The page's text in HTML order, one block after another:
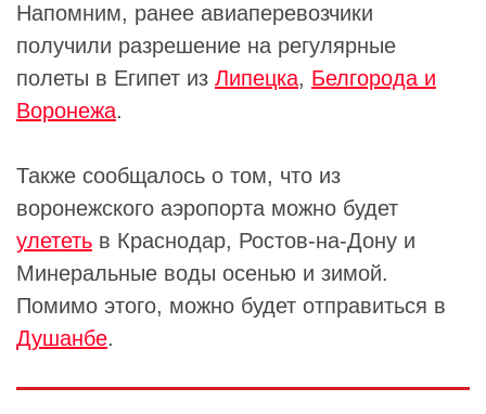
Напомним, ранее авиаперевозчики
получили разрешение на регулярные
полеты в Египет из Липецка, Белгорода и
Воронежа.
Также сообщалось о том, что из
воронежского аэропорта можно будет
улететь в Краснодар, Ростов-на-Дону и
Минеральные воды осенью и зимой.
Помимо этого, можно будет отправиться в
Душанбе.